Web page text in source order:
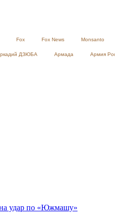
Fox Fox News Monsanto
ДЗЮБА Армада Армия
удар по «Южмашу»